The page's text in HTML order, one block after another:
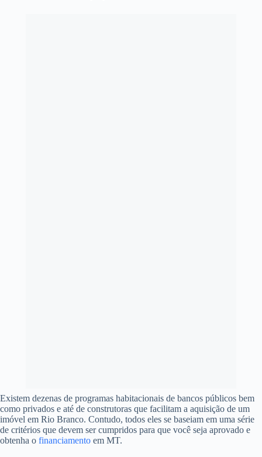
Existem dezenas de programas habitacionais de bancos públicos bem
como privados e até de construtoras que facilitam a aquisição de um
imóvel em Rio Branco. Contudo, todos eles se baseiam em uma série
de critérios que devem ser cumpridos para que você seja aprovado e
obtenha o financiamento em MT.